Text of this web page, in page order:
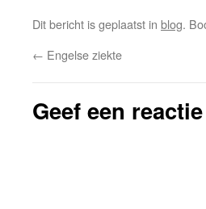
Dit bericht is geplaatst in blog.
← Engelse ziekte
Geef een reactie